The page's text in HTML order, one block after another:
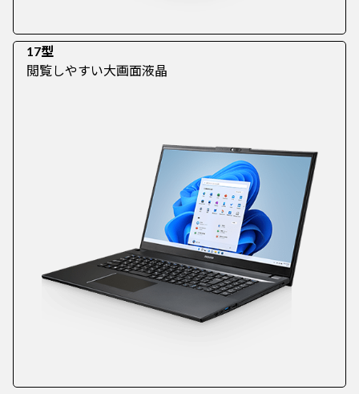
17型
閲覧しやすい大画面液晶